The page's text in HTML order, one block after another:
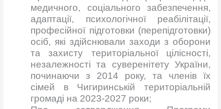
медичного, соціального забезпечення,
адаптації, психологічної реабілітації,
професійної підготовки (перепідготовки)
осіб, які здійснювали заходи з оборони
та захисту територіальної цілісності,
незалежності та суверенітету України,
починаючи з 2014 року, та членів їх
сімей в Чигиринській територіальній
громаді на 2023-2027 роки;